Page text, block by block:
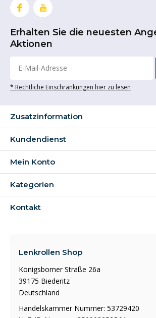
Erhalten Sie die neuesten
Aktionen
* Rechtliche Einschränkungen hier zu lesen
Zusatzinformation
Kundendienst
Mein Konto
Kategorien
Kontakt
Lenkrollen Shop
Königsborner Straße 26a
39175 Biederitz
Deutschland
Handelskammer Nummer: 53729420